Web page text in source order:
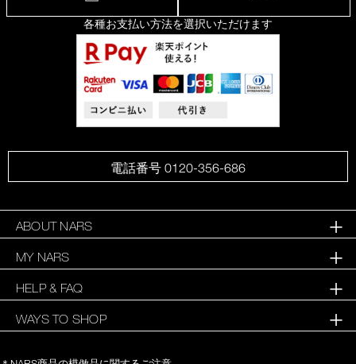
各種お支払い方法を選択いただけます
電話番号 0120-356-686
ABOUT NARS
MY NARS
HELP & FAQ
WAYS TO SHOP